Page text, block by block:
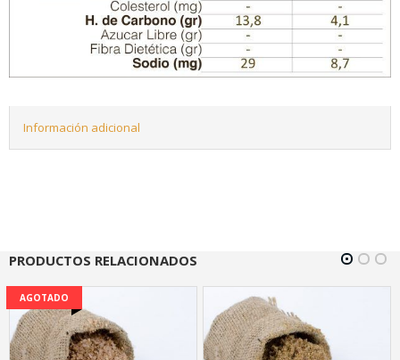
Información adicional
PRODUCTOS RELACIONADOS
AGOTADO